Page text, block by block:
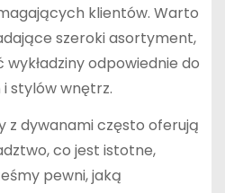
klientów. Warto
szeroki asortyment,
odpowiednie do
stylów wnętrz.
z dywanami często oferują
co jest istotne,
pewni, jaką